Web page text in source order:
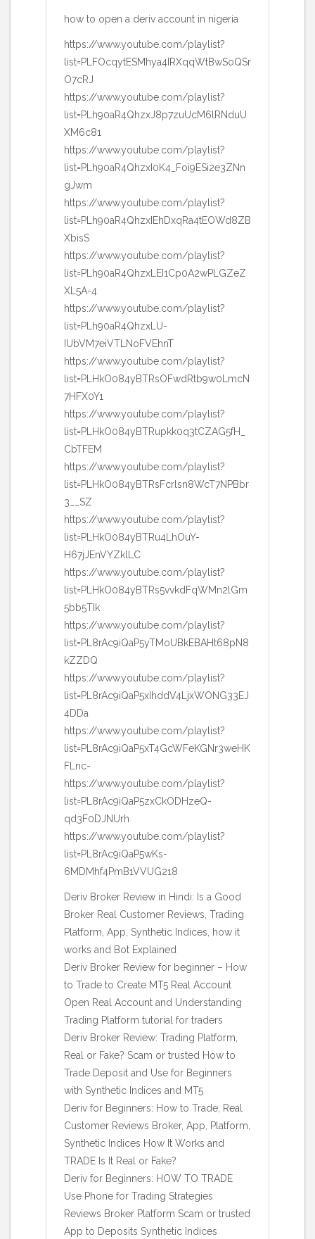
how to open a deriv account in nigeria
https://www.youtube.com/playlist?
list=PLFOcqytESMhya4IRXqqWtBwSoQSr
O7cRJ
https://www.youtube.com/playlist?
list=PLh90aR4QhzxJ8p7zuUcM6lRNduU
XM6c81
https://www.youtube.com/playlist?
list=PLh90aR4QhzxI0K4_Foi9ESi2e3ZNn
gJwm
https://www.youtube.com/playlist?
list=PLh90aR4QhzxIEhDxqRa4tEOWd8ZB
XbisS
https://www.youtube.com/playlist?
list=PLh90aR4QhzxLEI1Cp0A2wPLGZeZ
XL5A-4
https://www.youtube.com/playlist?
list=PLh90aR4QhzxLU-
IUbVM7eiVTLNoFVEhnT
https://www.youtube.com/playlist?
list=PLHkO084yBTRsOFwdRtb9w0LmcN
7HFX0Y1
https://www.youtube.com/playlist?
list=PLHkO084yBTRupkk0q3tCZAG5fH_
CbTFEM
https://www.youtube.com/playlist?
list=PLHkO084yBTRsFcrlsn8WcT7NPBbr
3__SZ
https://www.youtube.com/playlist?
list=PLHkO084yBTRu4LhOuY-
H67jJEnVYZklLC
https://www.youtube.com/playlist?
list=PLHkO084yBTRs5vvkdFqWMn2lGm
5bb5TIk
https://www.youtube.com/playlist?
list=PL8rAc9iQaP5yTMoUBkEBAHt68pN8
kZZDQ
https://www.youtube.com/playlist?
list=PL8rAc9iQaP5xIhddV4LjxWONG33EJ
4DDa
https://www.youtube.com/playlist?
list=PL8rAc9iQaP5xT4GcWFeKGNr3weHK
FLnc-
https://www.youtube.com/playlist?
list=PL8rAc9iQaP5zxCkODHzeQ-
qd3F0DJNUrh
https://www.youtube.com/playlist?
list=PL8rAc9iQaP5wKs-
6MDMhf4PmB1VVUG218
Deriv Broker Review in Hindi: Is a Good
Broker Real Customer Reviews, Trading
Platform, App, Synthetic Indices, how it
works and Bot Explained
Deriv Broker Review for beginner – How
to Trade to Create MT5 Real Account
Open Real Account and Understanding
Trading Platform tutorial for traders
Deriv Broker Review: Trading Platform,
Real or Fake? Scam or trusted How to
Trade Deposit and Use for Beginners
with Synthetic Indices and MT5
Deriv for Beginners: How to Trade, Real
Customer Reviews Broker, App, Platform,
Synthetic Indices How It Works and
TRADE Is It Real or Fake?
Deriv for Beginners: HOW TO TRADE
Use Phone for Trading Strategies
Reviews Broker Platform Scam or trusted
App to Deposits Synthetic Indices